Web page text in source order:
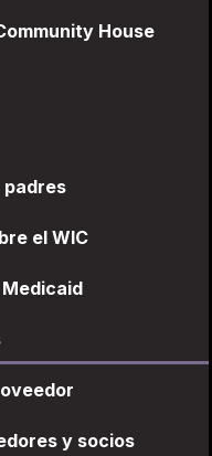
House
padres
el WIC
y socios